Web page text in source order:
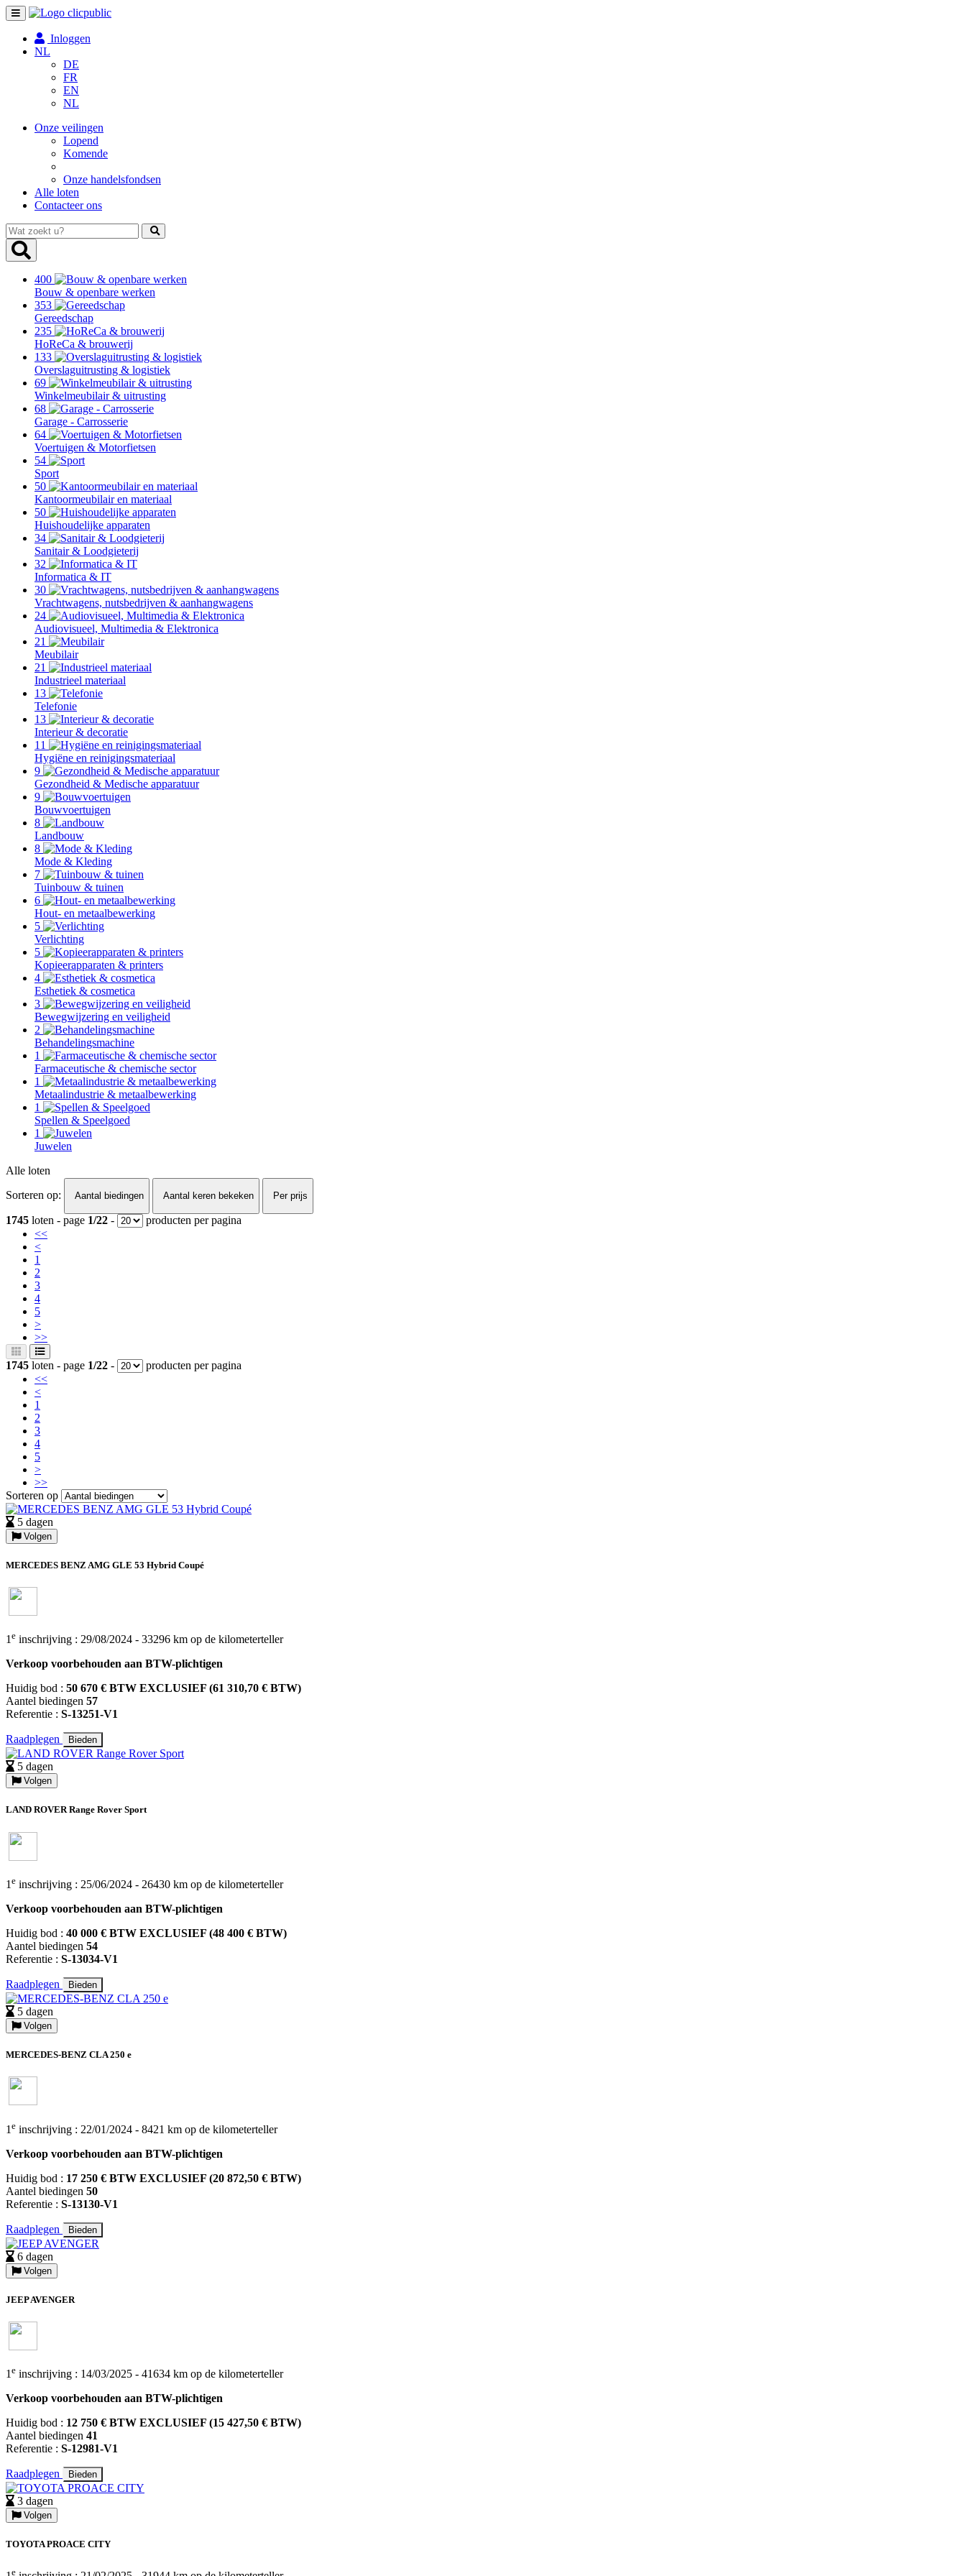
Toggle
navigation
Inloggen
NL
DE
FR
EN
NL
Onze veilingen
Lopend
Komende
Onze handelsfondsen
Alle loten
Contacteer ons
Wat
zoekt
u?
400
Bouw & openbare werken
353
Gereedschap
235
HoReCa & brouwerij
133
Overslaguitrusting & logistiek
69
Winkelmeubilair & uitrusting
68
Garage - Carrosserie
64
Voertuigen & Motorfietsen
54
Sport
50
Kantoormeubilair en materiaal
50
Huishoudelijke apparaten
34
Sanitair & Loodgieterij
32
Informatica & IT
30
Vrachtwagens, nutsbedrijven & aanhangwagens
24
Audiovisueel, Multimedia & Elektronica
21
Meubilair
21
Industrieel materiaal
13
Telefonie
13
Interieur & decoratie
11
Hygiëne en reinigingsmateriaal
9
Gezondheid & Medische apparatuur
9
Bouwvoertuigen
8
Landbouw
8
Mode & Kleding
7
Tuinbouw & tuinen
6
Hout- en metaalbewerking
5
Verlichting
5
Kopieerapparaten & printers
4
Esthetiek & cosmetica
3
Bewegwijzering en veiligheid
2
Behandelingsmachine
1
Farmaceutische & chemische sector
1
Metaalindustrie & metaalbewerking
1
Spellen & Speelgoed
1
Juwelen
Alle loten
Sorteren op:
Aantal biedingen Aantal keren bekeken Per prijs
1745 loten - page 1/22 -
producten per pagina
<<
<
1
2
3
4
5
>
>>
1745 loten - page 1/22 -
producten per pagina
<<
<
1
2
3
4
5
>
>>
Sorteren op
5 dagen
Volgen
MERCEDES BENZ AMG GLE 53 Hybrid Coupé
1 e inschrijving : 29/08/2024 - 33296 km op de kilometerteller
Verkoop voorbehouden aan BTW-plichtigen
Huidig bod : 50 670 € BTW EXCLUSIEF (61 310,70 € BTW)
Aantel biedingen 57
Referentie : S-13251-V1
Raadplegen Bieden
5 dagen
Volgen
LAND ROVER Range Rover Sport
1 e inschrijving : 25/06/2024 - 26430 km op de kilometerteller
Verkoop voorbehouden aan BTW-plichtigen
Huidig bod : 40 000 € BTW EXCLUSIEF (48 400 € BTW)
Aantel biedingen 54
Referentie : S-13034-V1
Raadplegen Bieden
5 dagen
Volgen
MERCEDES-BENZ CLA 250 e
1 e inschrijving : 22/01/2024 - 8421 km op de kilometerteller
Verkoop voorbehouden aan BTW-plichtigen
Huidig bod : 17 250 € BTW EXCLUSIEF (20 872,50 € BTW)
Aantel biedingen 50
Referentie : S-13130-V1
Raadplegen Bieden
6 dagen
Volgen
JEEP AVENGER
1 e inschrijving : 14/03/2025 - 41634 km op de kilometerteller
Verkoop voorbehouden aan BTW-plichtigen
Huidig bod : 12 750 € BTW EXCLUSIEF (15 427,50 € BTW)
Aantel biedingen 41
Referentie : S-12981-V1
Raadplegen Bieden
3 dagen
Volgen
TOYOTA PROACE CITY
e